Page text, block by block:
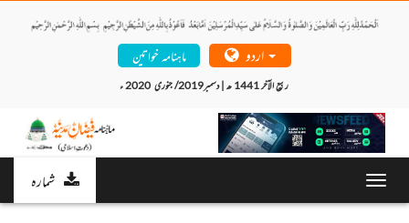
ماہنامہ خواتین
ربیع الآخر 1441 ھ | دسمبر2019/ جنوری  2020 ء
شمارہ